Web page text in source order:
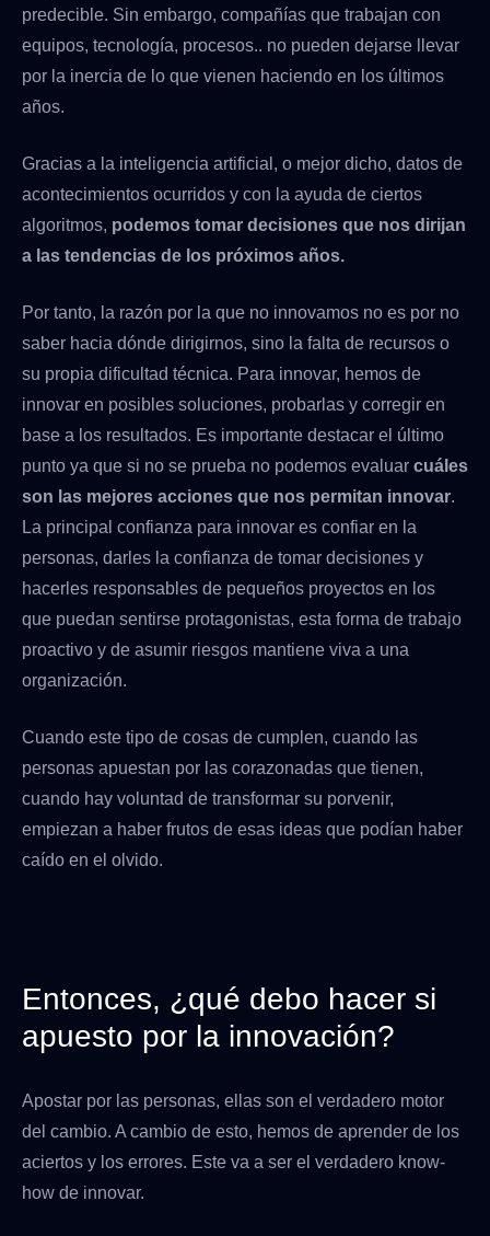
predecible. Sin embargo, compañías que trabajan con
equipos, tecnología, procesos.. no pueden dejarse llevar
por la inercia de lo que vienen haciendo en los últimos
años.
Gracias a la inteligencia artificial, o mejor dicho, datos de
acontecimientos ocurridos y con la ayuda de ciertos
algoritmos, podemos tomar decisiones que nos dirijan
a las tendencias de los próximos años.
Por tanto, la razón por la que no innovamos no es por no
saber hacia dónde dirigirnos, sino la falta de recursos o
su propia dificultad técnica. Para innovar, hemos de
innovar en posibles soluciones, probarlas y corregir en
base a los resultados. Es importante destacar el último
punto ya que si no se prueba no podemos evaluar cuáles
son las mejores acciones que nos permitan innovar.
La principal confianza para innovar es confiar en la
personas, darles la confianza de tomar decisiones y
hacerles responsables de pequeños proyectos en los
que puedan sentirse protagonistas, esta forma de trabajo
proactivo y de asumir riesgos mantiene viva a una
organización.
Cuando este tipo de cosas de cumplen, cuando las
personas apuestan por las corazonadas que tienen,
cuando hay voluntad de transformar su porvenir,
empiezan a haber frutos de esas ideas que podían haber
caído en el olvido.
Entonces, ¿qué debo hacer si
apuesto por la innovación?
Apostar por las personas, ellas son el verdadero motor
del cambio. A cambio de esto, hemos de aprender de los
aciertos y los errores. Este va a ser el verdadero know-
how de innovar.